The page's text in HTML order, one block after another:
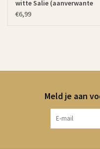
witte Salie (aanverwante
artikel)
€6,99
Meld je aan